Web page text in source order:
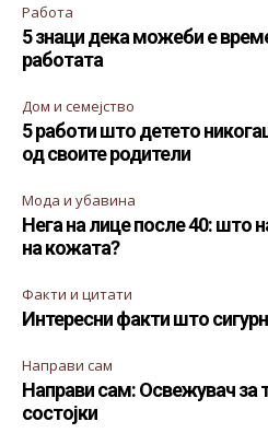
Работа
5 знаци дека можеби е
работата
Дом и семејство
5 работи што детето
од своите родители
Мода и убавина
Нега на лице после 40: што
на кожата?
Факти и цитати
Интересни факти што
Направи сам
Направи сам: Освежувач за
состојки